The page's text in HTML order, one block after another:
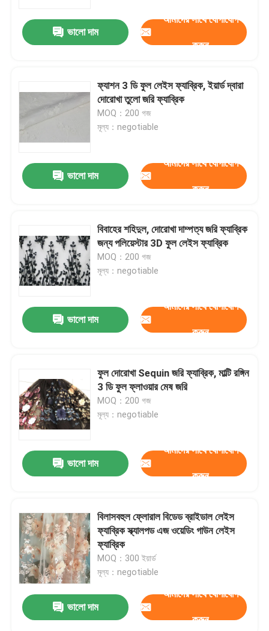
আমাদের সম্পর্কে
কারখানা ভ্রমণ
যোগাযোগ করুন
উদ্ধৃতির জন্য আবেদন
Exhibition Information
ভালো দাম
আমাদের সাথে যোগাযোগ
করুন
ফ্যাশন 3 ডি ফুল লেইস ফ্যাব্রিক, ইয়ার্ড দ্বারা
দোরোখা তুলো জরি ফ্যাব্রিক
MOQ：200 গজ
মূল্য：negotiable
ভালো দাম
আমাদের সাথে যোগাযোগ
করুন
বিবাহের শহিদুল, দোরোখা দাম্পত্য জরি ফ্যাব্রিক
জন্য পলিয়েস্টার 3D ফুল লেইস ফ্যাব্রিক
MOQ：200 গজ
মূল্য：negotiable
ভালো দাম
আমাদের সাথে যোগাযোগ
করুন
ফুল দোরোখা Sequin জরি ফ্যাব্রিক, মাল্টি রঙ্গিন
3 ডি ফুল ফ্লাওয়ার মেষ জরি
MOQ：200 গজ
মূল্য：negotiable
ভালো দাম
আমাদের সাথে যোগাযোগ
করুন
বিলাসবহুল ফ্লোরাল বিডেড ব্রাইডাল লেইস
ফ্যাব্রিক স্ক্যালপড এজ ওয়েডিং গাউন লেইস
ফ্যাব্রিক
MOQ：300 ইয়ার্ড
মূল্য：negotiable
ভালো দাম
আমাদের সাথে যোগাযোগ
করুন